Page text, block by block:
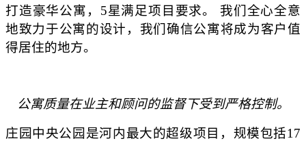
打造豪华公寓，5星满足项目要求。 我们全心全意
地致力于公寓的设计，我们确信公寓将成为客户值
得居住的地方。
公寓质量在业主和顾问的监督下受到严格控制。
庄园中央公园是河内最大的超级项目，规模包括17